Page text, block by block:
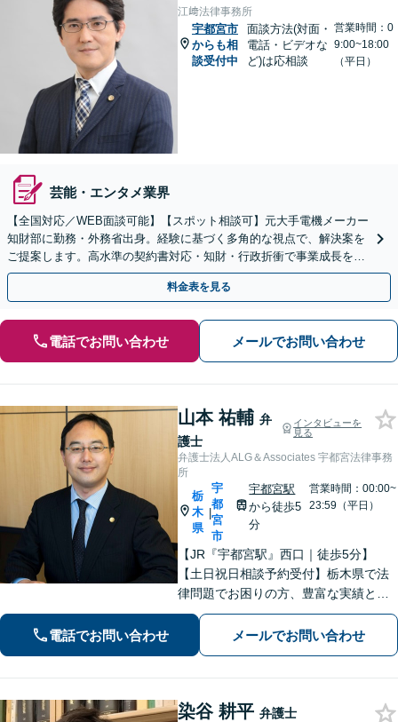
江﨑法律事務所
宇都宮市
からも相
談受付中
面談方法(対面・
電話・ビデオな
ど)は応相談
営業時間：0
9:00~18:00
（平日）
芸能・エンタメ業界
【全国対応／WEB面談可能】【スポット相談可】元大手電機メーカー
知財部に勤務・外務省出身。経験に基づく多角的な視点で、解決案を
ご提案します。高水準の契約書対応・知財・行政折衝で事業成長を牽
引いたします。
料金表を見る
電話でお問い合わせ メールでお問い合わせ
山本 祐輔 弁
護士
インタビューを
見る
弁護士法人ALG＆Associates 宇都宮法律事務
所
栃
木
県
|
宇
都
宮
市
宇都宮駅
から徒歩5
分
営業時間：00:00~
23:59（平日）
【JR『宇都宮駅』西口｜徒歩5分】
【土日祝日相談予約受付】栃木県で法
律問題でお困りの方、豊富な実績と専
門性を持つ弁護士が、ともに解決を目
指します。どうぞお気軽にご相談くだ
さい。
電話でお問い合わせ メールでお問い合わせ
染谷 耕平 弁護士